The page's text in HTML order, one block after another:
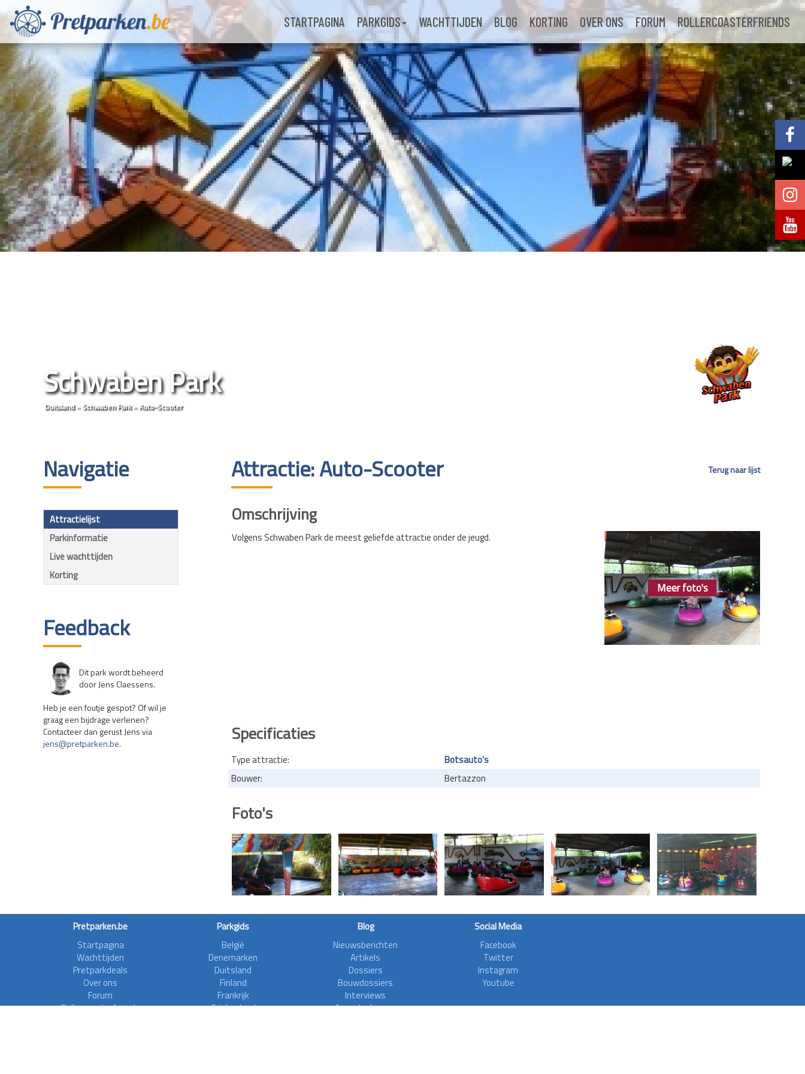
STARTPAGINA PARKGIDS WACHTTIJDEN BLOG KORTING OVER ONS FORUM ROLLERCOASTERFRIENDS
Volg @Pretparkenbe
Volg @Pretparkenbe
Volg @Pretparken.be
Volg @Pretparkenbe
Schwaben Park
Duitsland»Schwaben Park»Auto-Scooter
Navigatie
Attractielijst
Parkinformatie
Live wachttijden
Korting
Feedback
Dit park wordt beheerd
door Jens Claessens.
Heb je een foutje gespot? Of wil je
graag een bijdrage verlenen?
Contacteer dan gerust Jens via
jens@pretparken.be.
Attractie: Auto-Scooter Terug naar lijst
Omschrijving
Meer foto's
Volgens Schwaben Park de meest geliefde attractie onder de jeugd.
Specificaties
Type attractie:
Botsauto's
Bouwer:
Bertazzon
Foto's
Pretparken.be
Startpagina
Wachttijden
Pretparkdeals
Over ons
Forum
Rollercoasterfriends
Parkgids
België
Denemarken
Duitsland
Finland
Frankrijk
Griekenland
Blog
Nieuwsberichten
Artikels
Dossiers
Bouwdossiers
Interviews
Aanvalsplannen
Social Media
Facebook
Twitter
Instagram
Youtube